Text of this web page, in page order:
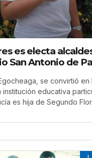
es electa
San Antonio de
se convirtió en
educativa
es hija de Segundo